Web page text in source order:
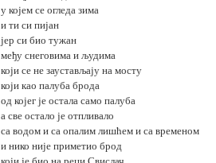
у којем се огледа зима
и ти си пијан
јер си био тужан
међу снеговима и људима
који се не заустављају на мосту
који као палуба брода
од којег је остала само палуба
а све остало је отпливало
са водом и са опалим лишћем и са временом
и нико није приметио брод